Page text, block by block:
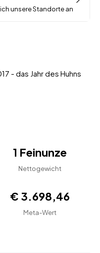
unsere Standorte an
- das Jahr des Huhns
1 Feinunze
Nettogewicht
€ 3.698,46
Meta-Wert